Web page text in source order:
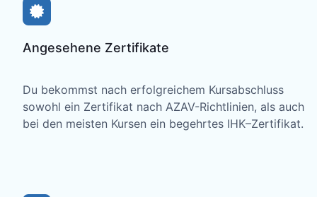
Angesehene Zertifikate
Du bekommst nach erfolgreichem Kursabschluss
sowohl ein Zertifikat nach AZAV-Richtlinien, als auch
bei den meisten Kursen ein begehrtes IHK–Zertifikat.